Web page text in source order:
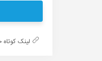
لینک کوتاه